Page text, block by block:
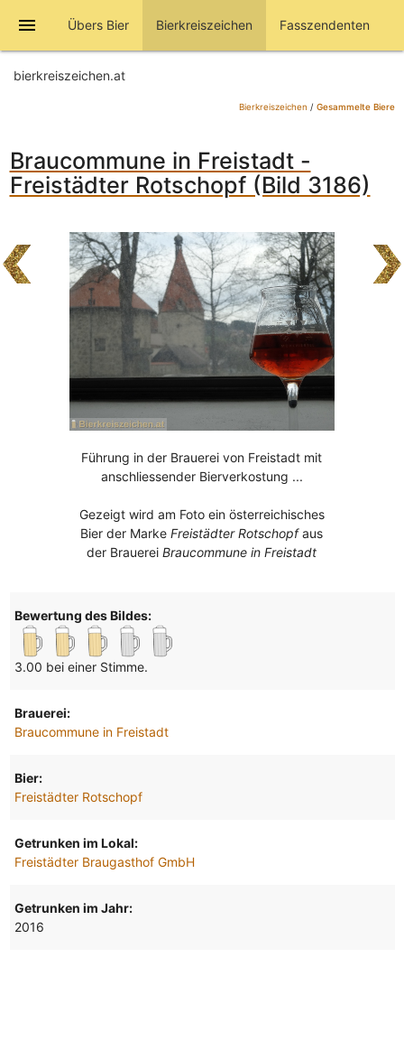
menu Übers Bier Bierkreiszeichen Fasszendenten
bierkreiszeichen.at
Bierkreiszeichen / Gesammelte Biere
Braucommune in Freistadt -
Freistädter Rotschopf (Bild 3186)
Führung in der Brauerei von Freistadt mit
anschliessender Bierverkostung ...
Gezeigt wird am Foto ein österreichisches
Bier der MarkeFreistädter Rotschopfaus
der BrauereiBraucommune in Freistadt
Bewertung des Bildes:
3.00 bei einer Stimme.
Brauerei:
Braucommune in Freistadt
Bier:
Freistädter Rotschopf
Getrunken im Lokal:
Freistädter Braugasthof GmbH
Getrunken im Jahr:
2016